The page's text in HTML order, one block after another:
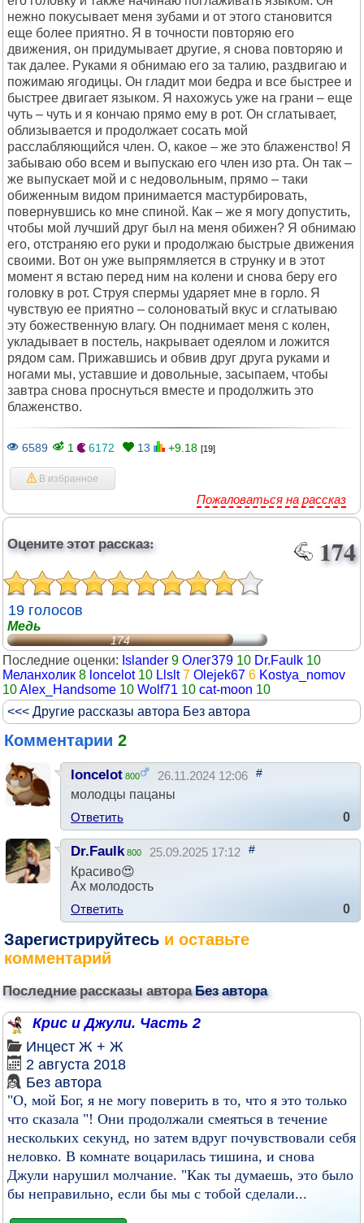
нежно покусывает меня зубами и от этого становится
еще более приятно. Я в точности повторяю его
движения, он придумывает другие, я снова повторяю и
так далее. Руками я обнимаю его за талию, раздвигаю и
пожимаю ягодицы. Он гладит мои бедра и все быстрее и
быстрее двигает языком. Я нахожусь уже на грани – еще
чуть – чуть и я кончаю прямо ему в рот. Он сглатывает,
облизывается и продолжает сосать мой
расслабляющийся член. О, какое – же это блаженство! Я
забываю обо всем и выпускаю его член изо рта. Он так –
же выпускает мой и с недовольным, прямо – таки
обиженным видом принимается мастурбировать,
повернувшись ко мне спиной. Как – же я могу допустить,
чтобы мой лучший друг был на меня обижен? Я обнимаю
его, отстраняю его руки и продолжаю быстрые движения
своими. Вот он уже выпрямляется в струнку и в этот
момент я встаю перед ним на колени и снова беру его
головку в рот. Струя спермы ударяет мне в горло. Я
чувствую ее приятно – солоноватый вкус и сглатываю
эту божественную влагу. Он поднимает меня с колен,
укладывает в постель, накрывает одеялом и ложится
рядом сам. Прижавшись и обвив друг друга руками и
ногами мы, уставшие и довольные, засыпаем, чтобы
завтра снова проснуться вместе и продолжить это
блаженство.
6589 1 6172 13 +9.18 [19]
В избранное
Пожаловаться на рассказ
Оцените этот рассказ: 174
19 голосов
Медь
174
Последние оценки: Islander 9 Олег379 10 Dr.Faulk 10
Меланхолик 8 loncelot 10 Llslt 7 Olejek67 6 Kostya_nomov
10Alex_Handsome 10 Wolf71 10 cat-moon 10
<<< Другие рассказы автора Без автора
Комментарии 2
loncelot 800 26.11.2024 12:06 #
молодцы пацаны
Ответить
0
Dr.Faulk 800 25.09.2025 17:12 #
Красиво😍
Ах молодость
Ответить
0
Зарегистрируйтесь и оставьте
комментарий
Последние рассказы автораБез автора
Крис и Джули. Часть 2
Инцест Ж + Ж
2 августа 2018
Без автора
"О, мой Бог, я не могу поверить в то, что я это только
что сказала "! Они продолжали смеяться в течение
нескольких секунд, но затем вдруг почувствовали себя
неловко. В комнате воцарилась тишина, и снова
Джули нарушил молчание. "Как ты думаешь, это было
бы неправильно, если бы мы с тобой сделали...